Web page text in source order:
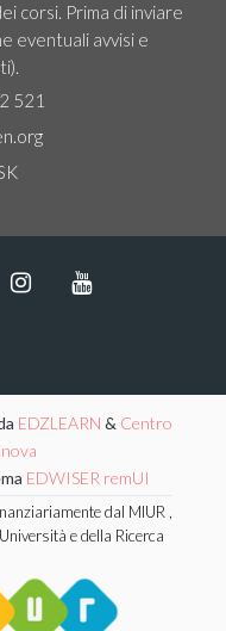
corsi. Prima di inviare
eventuali avvisi e
521
EDZLEARN & Centro
EDWISER remUI
dal MIUR ,
e della Ricerca